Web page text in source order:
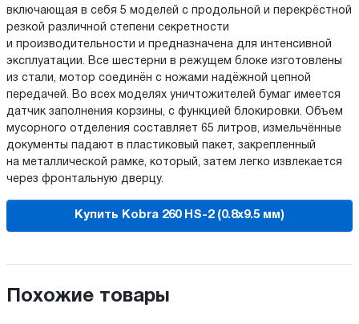
включающая в себя 5 моделей с продольной и перекрёстной
резкой различной степени секретности
и производительности и предназначена для интенсивной
эксплуатации. Все шестерни в режущем блоке изготовлены
из стали, мотор соединён с ножами надёжной цепной
передачей. Во всех моделях уничтожителей бумаг имеется
датчик заполнения корзины, с функцией блокировки. Объем
мусорного отделения составляет 65 литров, измельчённые
документы падают в пластиковый пакет, закрепленный
на металлической рамке, который, затем легко извлекается
через фронтальную дверцу.
Купить Kobra 260 HS-2 (0.8x9.5 мм)
Похожие товары